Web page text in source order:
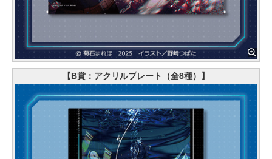
【B賞：アクリルプレート（全8種）】